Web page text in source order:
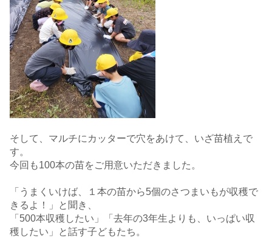
そして、マルチにカッターで穴をあけて、いざ苗植えで
す。
今回も100本の苗をご用意いただきました。
「うまくいけば、１本の苗から5個のさつまいもが収穫で
きるよ！」と聞き、
「500本収穫したい」「去年の3年生よりも、いっぱい収
穫したい」と話す子どもたち。